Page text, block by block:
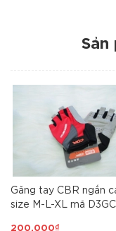
Sản
Găng tay CBR ngắn
size M-L-XL mã D3GC
200.000₫